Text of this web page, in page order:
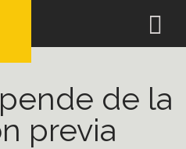
de la
previa